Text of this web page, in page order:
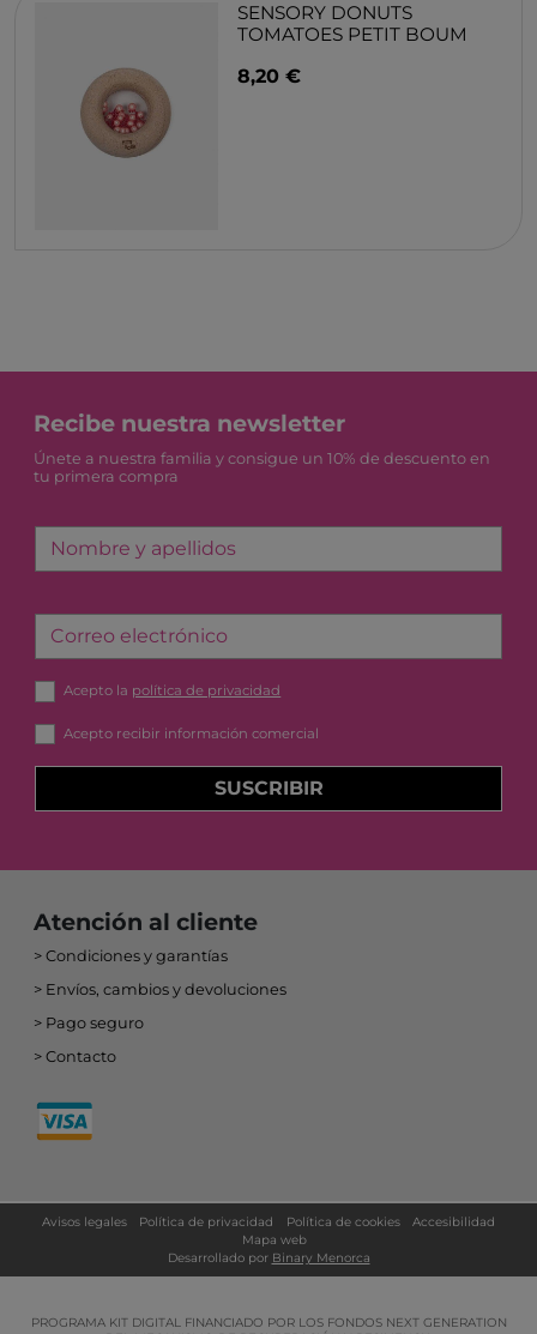
SENSORY DONUTS
TOMATOES PETIT BOUM
8,20 €
Recibe nuestra newsletter
Únete a nuestra familia y consigue un 10% de descuento en
tu primera compra
Nombre y apellidos
Correo electrónico
Acepto la política de privacidad
Acepto recibir información comercial
SUSCRIBIR
Atención al cliente
Condiciones y garantías
Envíos, cambios y devoluciones
Pago seguro
Contacto
Avisos legales Política de privacidad Política de cookies
Accesibilidad
Mapa web
Desarrollado por Binary Menorca
PROGRAMA KIT DIGITAL FINANCIADO POR LOS FONDOS NEXT GENERATION